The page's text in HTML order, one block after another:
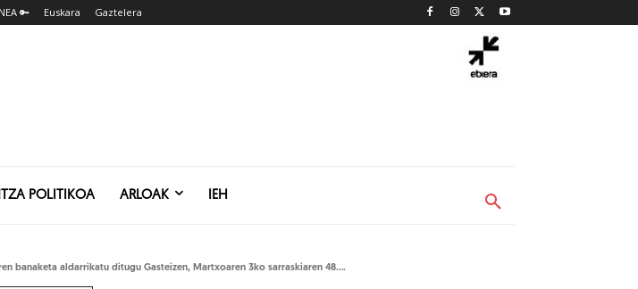
🔑 Euskara Gaztelera
POLITIKOA ARLOAK IEH
banaketa aldarrikatu ditugu Gasteizen, Martxoaren 3ko sarraskiaren 48....